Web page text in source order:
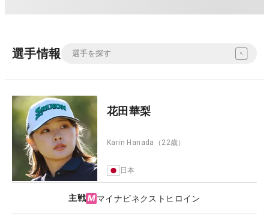
選手情報
花田華梨
Karin Hanada （22歳）
日本
主戦 マイナビネクストヒロイン